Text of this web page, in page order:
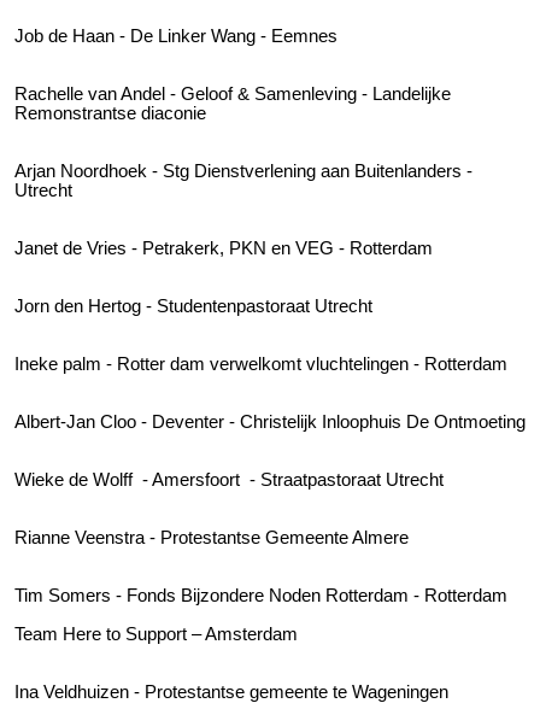
Job de Haan - De Linker Wang - Eemnes
Rachelle van Andel - Geloof & Samenleving - Landelijke
Remonstrantse diaconie
Arjan Noordhoek - Stg Dienstverlening aan Buitenlanders -
Utrecht
Janet de Vries - Petrakerk, PKN en VEG - Rotterdam
Jorn den Hertog - Studentenpastoraat Utrecht
Ineke palm - Rotter dam verwelkomt vluchtelingen - Rotterdam
Albert-Jan Cloo - Deventer - Christelijk Inloophuis De Ontmoeting
Wieke de Wolff - Amersfoort - Straatpastoraat Utrecht
Rianne Veenstra - Protestantse Gemeente Almere
Tim Somers - Fonds Bijzondere Noden Rotterdam - Rotterdam
Team Here to Support – Amsterdam
Ina Veldhuizen - Protestantse gemeente te Wageningen